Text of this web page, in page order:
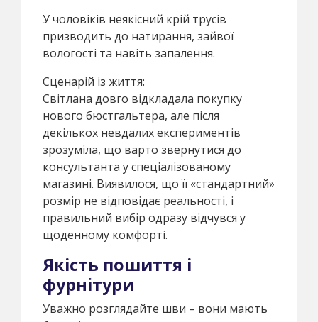
У чоловіків неякісний крій трусів
призводить до натирання, зайвої
вологості та навіть запалення.
Сценарій із життя:
Світлана довго відкладала покупку
нового бюстгальтера, але після
декількох невдалих експериментів
зрозуміла, що варто звернутися до
консультанта у спеціалізованому
магазині. Виявилося, що її «стандартний»
розмір не відповідає реальності, і
правильний вибір одразу відчувся у
щоденному комфорті.
Якість пошиття і
фурнітури
Уважно розглядайте шви – вони мають